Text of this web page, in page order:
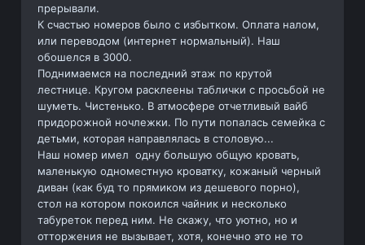
прерывали.
К счастью номеров было с избытком. Оплата налом,
или переводом (интернет нормальный). Наш
обошелся в 3000.
Поднимаемся на последний этаж по крутой
лестнице. Кругом расклеены таблички с просьбой не
шуметь. Чистенько. В атмосфере отчетливый вайб
придорожной ночлежки. По пути попалась семейка с
детьми, которая направлялась в столовую...
Наш номер имел одну большую общую кровать,
маленькую одноместную кроватку, кожаный черный
диван (как буд то прямиком из дешевого порно),
стол на котором покоился чайник и несколько
табуреток перед ним. Не скажу, что уютно, но и
отторжения не вызывает, хотя, конечно это не то